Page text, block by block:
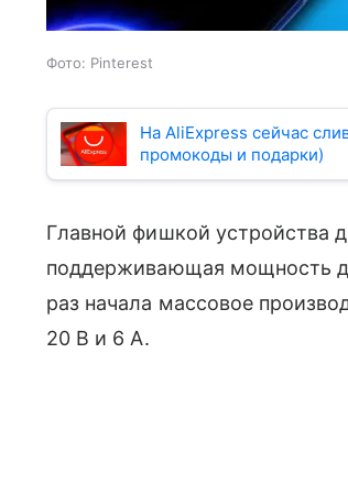
Фото: Pinterest
На AliExpress сейчас
промокоды и подарки)
Главной фишкой устройства
поддерживающая мощность
раз начала массовое
20 В и 6 А.